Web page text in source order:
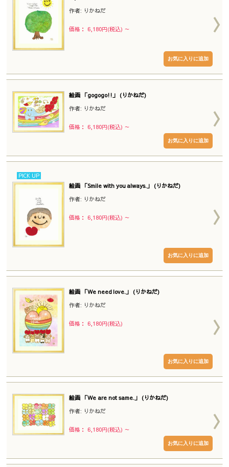
作者: りかねだ
価格： 6,180円(税込) ～
絵画 「gogogo!!」 (りかねだ)
作者: りかねだ
価格： 6,180円(税込) ～
PICK UP
絵画 「Smile with you always.」 (りかねだ)
作者: りかねだ
価格： 6,180円(税込) ～
絵画 「We need love.」 (りかねだ)
作者: りかねだ
価格： 6,180円(税込)
絵画 「We are not same.」 (りかねだ)
作者: りかねだ
価格： 6,180円(税込) ～